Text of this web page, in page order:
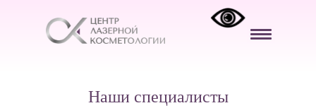
Наши специалисты
Врач-косметолог
Врач-
дерматовенеролог